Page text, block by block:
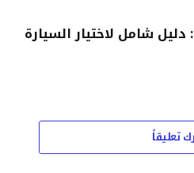
شامل لاختيار السيارة
تعليقاً